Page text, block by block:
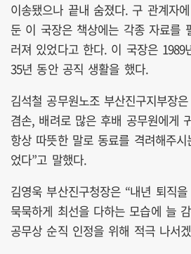
이송됐으나 끝내 숨졌다. 구 관계자
둔 이 국장은 책상에는 각종 자료를
러져 있었다고 한다. 이 국장은 1989
35년 동안 공직 생활을 했다.
김석철 공무원노조 부산진구지부장
겸손, 배려로 많은 후배 공무원에게
항상 따뜻한 말로 동료를 격려해주
었다”고 말했다.
김영욱 부산진구청장은 “내년 퇴직
묵묵하게 최선을 다하는 모습에 늘
공무상 순직 인정을 위해 적극 나서